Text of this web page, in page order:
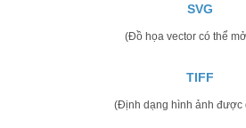
SVG
(Đồ họa vector có thể
TIFF
(Định dạng hình ảnh được